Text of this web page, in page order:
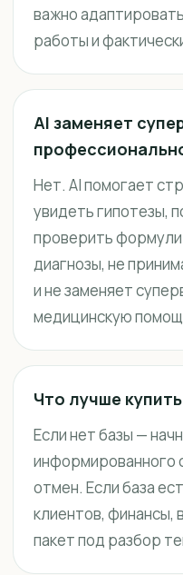
важно
работы и
AI заменяет
Нет. AI помогает
увидеть гипотезы,
проверить
диагнозы, не
и не заменяет
медицинскую
Что лучше
Если нет базы —
информированного
отмен. Если база
клиентов, финансы,
пакет под разбор